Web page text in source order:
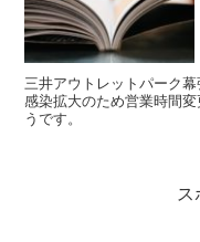
三井アウトレットパーク
感染拡大のため営業時間
うです。
ス